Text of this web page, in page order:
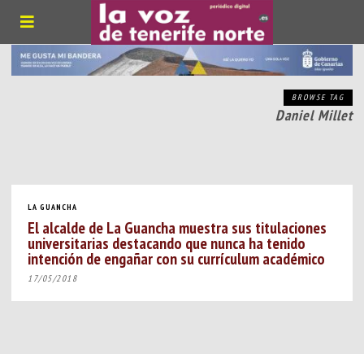
BROWSE TAG
Daniel Millet
LA GUANCHA
El alcalde de La Guancha muestra sus titulaciones
universitarias destacando que nunca ha tenido
intención de engañar con su currículum académico
17/05/2018